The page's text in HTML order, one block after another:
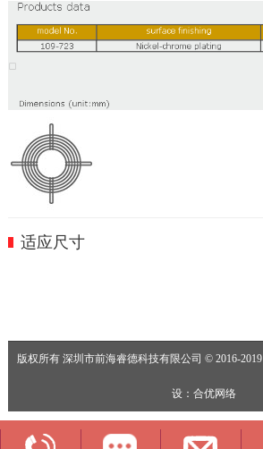
适应尺寸
版权所有 深圳市前海睿德科技有限公司 © 2016-2019
设 ：合优网络